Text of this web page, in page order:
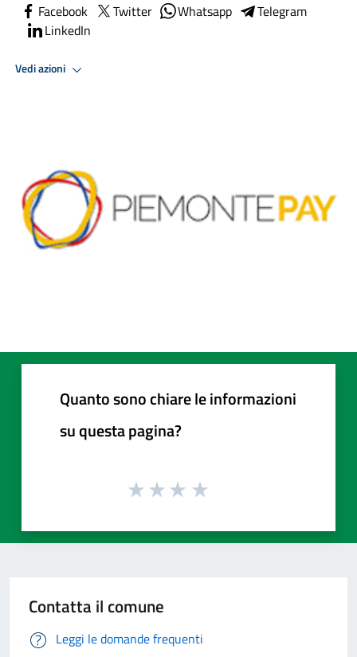
Facebook Twitter Whatsapp
Telegram
LinkedIn
Vedi azioni
Quanto sono chiare le informazioni
su questa pagina?
Contatta il comune
Leggi le domande frequenti